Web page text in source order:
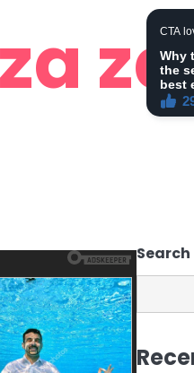
Search